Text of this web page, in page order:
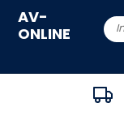
AV-
ONLINE